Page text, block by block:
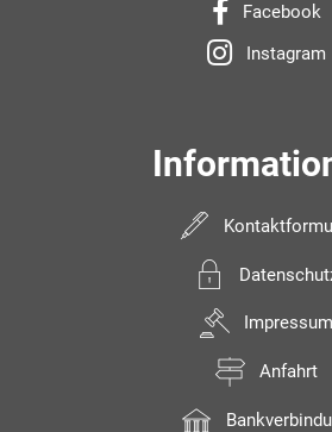
Facebook
Instagram
Impressum
Anfahrt